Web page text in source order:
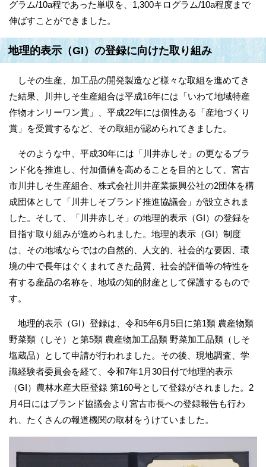
グラム/10a程であった単収を、1,300キログラム/10a程度まで
伸ばすことができました。
地理的表示（GI）の登録に向けた取り組み
しその生産、加工品の開発製造など様々な取組を進めてき
た結果、川井しそ生産組合は平成16年には「いわて地域特産
作物オンリーワン賞」、平成22年には個性ある「産地づくり
賞」を受賞するなど、その取組が認められてきました。
そのような中、平成30年には「川井赤しそ」の更なるブラ
ンド化を推進し、付加価値を高めることを目的として、宮古
市川井しそ生産組合、株式会社川井産業振興公社の2団体を構
成団体として「川井しそブランド推進協議会」が設立されま
した。そして、「川井赤しそ」の地理的表示（GI）の登録を
目指す取り組みが進められました。地理的表示（GI）制度
は、その地域ならではの自然的、人文的、社会的な要因、環
境の中で長年はぐくまれてきた品質、社会的評価等の特性を
有する産品の名称を、地域の知的財産として保護するもので
す。
地理的表示（GI）登録は、令和5年6月5日に第1類 農産物類
野菜類（しそ）と第5類 農産物加工品類 野菜加工品類（しそ
塩蔵品）として申請が行われました。その後、現地調査、学
識経験者委員会を経て、令和7年1月30日付で地理的表示
（GI）農林水産大臣登録 第160号として登録がされました。2
月4日にはブランド協議会より宮古市長への登録報告も行わ
れ、たくさんの報道機関の取材をうけていました。